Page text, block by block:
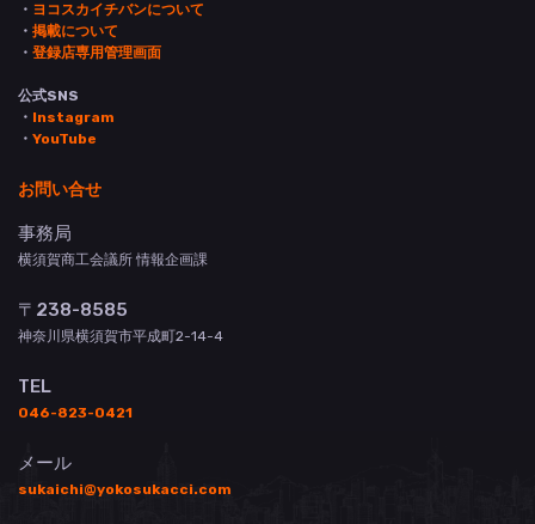
・ ヨコスカイチバンについて
・ 掲載について
・ 登録店専用管理画面
公式SNS
・ Instagram
・ YouTube
お問い合せ
事務局
横須賀商工会議所 情報企画課
〒238-8585
神奈川県横須賀市平成町2-14-4
TEL
046-823-0421
メール
sukaichi@yokosukacci.com